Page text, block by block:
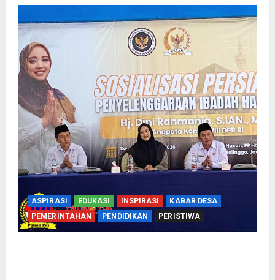
ASPIRASI EDUKASI INSPIRASI
KABAR DESA
PEMERINTAHAN
PENDIDIKAN PERISTIWA